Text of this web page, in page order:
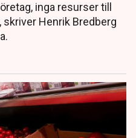
inga resurser till
skriver Henrik Bredberg